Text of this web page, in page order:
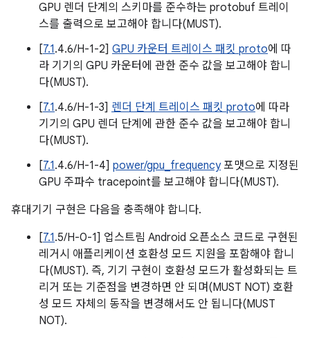
GPU 렌더 단계의 스키마를 준수하는 protobuf 트레이
스를 출력으로 보고해야 합니다(MUST).
[7.1.4.6/H-1-2] GPU 카운터 트레이스 패킷 proto에 따
라 기기의 GPU 카운터에 관한 준수 값을 보고해야 합니
다(MUST).
[7.1.4.6/H-1-3] 렌더 단계 트레이스 패킷 proto에 따라
기기의 GPU 렌더 단계에 관한 준수 값을 보고해야 합니
다(MUST).
[7.1.4.6/H-1-4] power/gpu_frequency포맷으로 지정된
GPU 주파수 tracepoint를 보고해야 합니다(MUST).
휴대기기 구현은 다음을 충족해야 합니다.
[7.1.5/H-0-1] 업스트림 Android 오픈소스 코드로 구현된
레거시 애플리케이션 호환성 모드 지원을 포함해야 합니
다(MUST). 즉, 기기 구현이 호환성 모드가 활성화되는 트
리거 또는 기준점을 변경하면 안 되며(MUST NOT) 호환
성 모드 자체의 동작을 변경해서도 안 됩니다(MUST
NOT).